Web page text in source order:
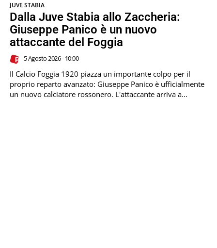
JUVE STABIA
Dalla Juve Stabia allo Zaccheria:
Giuseppe Panico è un nuovo
attaccante del Foggia
5 Agosto 2026 - 10:00
Il Calcio Foggia 1920 piazza un importante colpo per il
proprio reparto avanzato: Giuseppe Panico è ufficialmente
un nuovo calciatore rossonero. L'attaccante arriva a...